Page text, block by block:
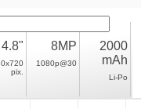
Q450
4.8"
pix.
8MP
1080p@30
2000
mAh
Li-Po